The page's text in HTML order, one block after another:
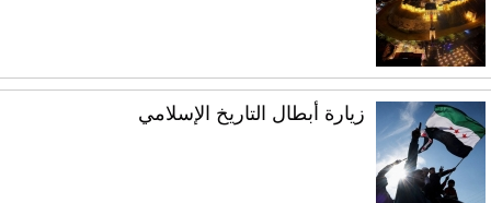
زيارة أبطال التاريخ الإسلامي